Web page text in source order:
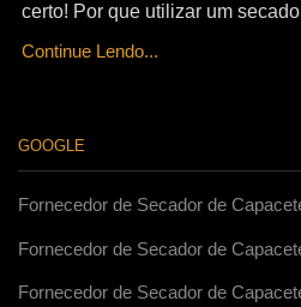
certo! Por que utilizar um
Continue Lendo...
GOOGLE
Fornecedor de Secador de
Fornecedor de Secador de
Fornecedor de Secador de